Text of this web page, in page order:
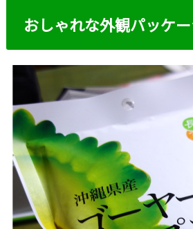
おしゃれな外観パッケ